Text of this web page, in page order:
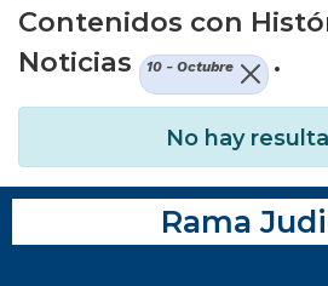
Contenidos con
Noticias
10 - Octubre .
No hay
Rama